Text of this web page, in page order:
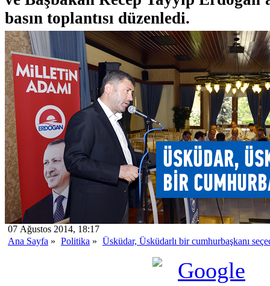
basın toplantısı düzenledi.
07 Ağustos 2014, 18:17
Ana Sayfa » Politika » Üsküdar, Üsküdarlı bir cumhurbaşkanı